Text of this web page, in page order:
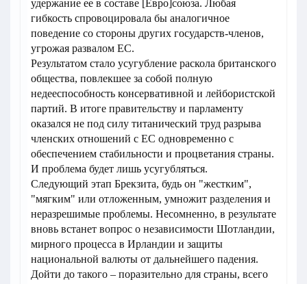
удержание ее в составе [Евро]союза. Любая
гибкость спровоцировала бы аналогичное
поведение со стороны других государств-членов,
угрожая развалом ЕС.
Результатом стало усугубление раскола британского
общества, повлекшее за собой полную
недееспособность консервативной и лейбористской
партий. В итоге правительству и парламенту
оказался не под силу титанический труд разрыва
членских отношений с ЕС одновременно с
обеспечением стабильности и процветания страны.
И проблема будет лишь усугубляться.
Следующий этап Брекзита, будь он "жестким",
"мягким" или отложенным, умножит разделения и
неразрешимые проблемы. Несомненно, в результате
вновь встанет вопрос о независимости Шотландии,
мирного процесса в Ирландии и защиты
национальной валюты от дальнейшего падения.
Дойти до такого – поразительно для страны, всего